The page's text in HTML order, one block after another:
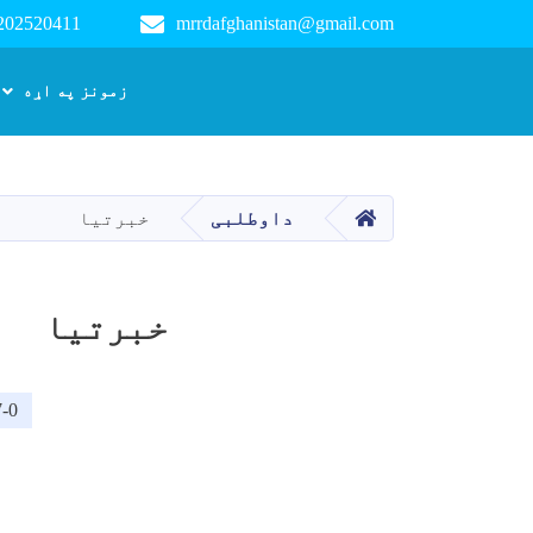
mrrdafghanistan@gmail.com
زمونز په اړه
کور داوطلبی خبرتیا
خبرتیا
0